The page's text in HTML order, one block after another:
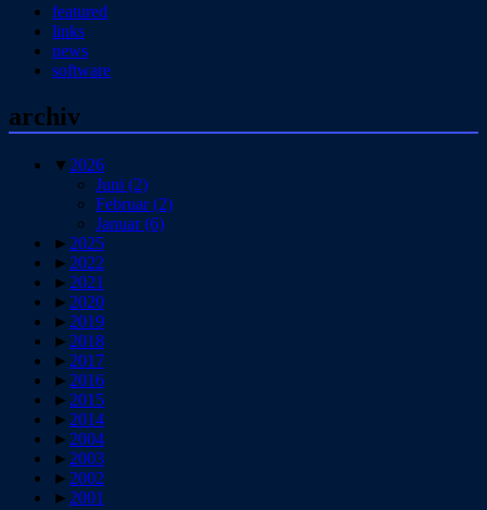
featured
links
news
software
archiv
▼ 2026
Juni (2)
Februar(2)
Januar(6)
► 2025
► 2022
► 2021
► 2020
► 2019
► 2018
► 2017
► 2016
► 2015
► 2014
► 2004
► 2003
► 2002
► 2001